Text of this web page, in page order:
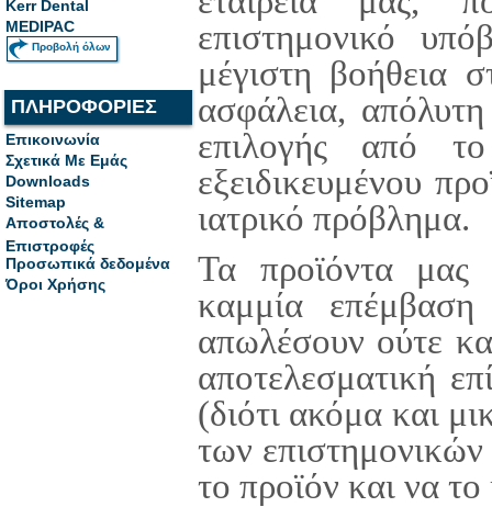
Kerr Dental
MEDIPAC
Προβολή όλων
ΠΛΗΡΟΦΟΡΙΕΣ
Επικοινωνία
Σχετικά Με Εμάς
Downloads
Sitemap
Αποστολές &
Επιστροφές
Προσωπικά δεδομένα
Όροι Χρήσης
επιστημονικό
μέγιστη βοήθεια
ασφάλεια,
επιλογής από
εξειδικευμένου
ιατρικό πρόβλημα.
Τα προϊόντα μας
καμμία
απωλέσουν ούτε
αποτελεσματική
(διότι ακόμα και
των
το προϊόν και να